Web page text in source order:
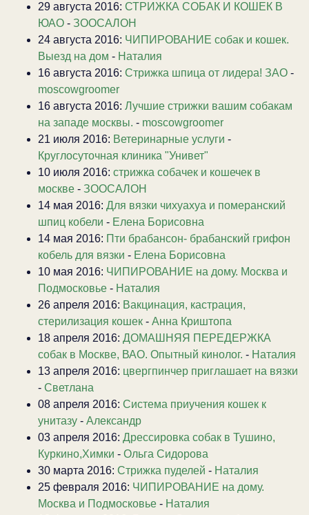
29 августа 2016: СТРИЖКА СОБАК И КОШЕК В
ЮАО - ЗООСАЛОН
24 августа 2016: ЧИПИРОВАНИЕ собак и кошек.
Выезд на дом - Наталия
16 августа 2016: Стрижка шпица от лидера! ЗАО -
moscowgroomer
16 августа 2016: Лучшие стрижки вашим собакам
на западе москвы. - moscowgroomer
21 июля 2016: Ветеринарные услуги -
Круглосуточная клиника "Унивет"
10 июля 2016: стрижка собачек и кошечек в
москве - ЗООСАЛОН
14 мая 2016: Для вязки чихуахуа и померанский
шпиц кобели - Елена Борисовна
14 мая 2016: Пти брабансон- брабанский грифон
кобель для вязки - Елена Борисовна
10 мая 2016: ЧИПИРОВАНИЕ на дому. Москва и
Подмосковье - Наталия
26 апреля 2016: Вакцинация, кастрация,
стерилизация кошек - Анна Криштопа
18 апреля 2016: ДОМАШНЯЯ ПЕРЕДЕРЖКА
собак в Москве, ВАО. Опытный кинолог. - Наталия
13 апреля 2016: цвергпинчер приглашает на вязки
- Светлана
08 апреля 2016: Система приучения кошек к
унитазу - Александр
03 апреля 2016: Дрессировка собак в Тушино,
Куркино,Химки - Ольга Сидорова
30 марта 2016: Стрижка пуделей - Наталия
25 февраля 2016: ЧИПИРОВАНИЕ на дому.
Москва и Подмосковье - Наталия